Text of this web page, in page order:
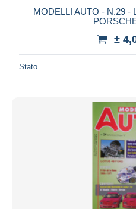
MODELLI AUTO - N.29 -
±
Stato